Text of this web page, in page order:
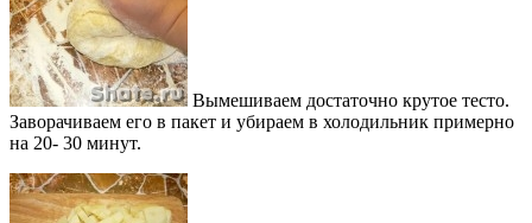
Вымешиваем достаточно крутое тесто.
Заворачиваем его в пакет и убираем в холодильник примерно
на 20- 30 минут.